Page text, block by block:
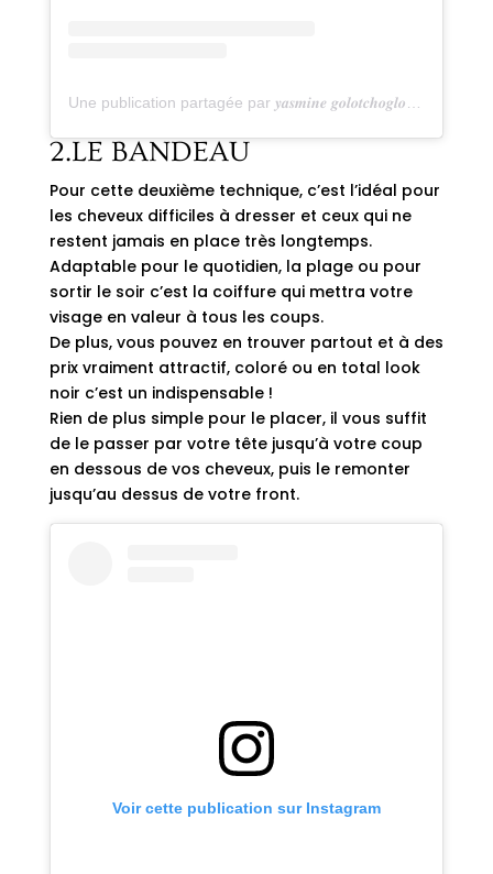
2.LE BANDEAU
Pour cette deuxième technique, c’est l’idéal pour
les cheveux difficiles à dresser et ceux qui ne
restent jamais en place très longtemps.
Adaptable pour le quotidien, la plage ou pour
sortir le soir c’est la coiffure qui mettra votre
visage en valeur à tous les coups.
De plus, vous pouvez en trouver partout et à des
prix vraiment attractif, coloré ou en total look
noir c’est un indispensable !
Rien de plus simple pour le placer, il vous suffit
de le passer par votre tête jusqu’à votre coup
en dessous de vos cheveux, puis le remonter
jusqu’au dessus de votre front.
Voir cette publication sur Instagram